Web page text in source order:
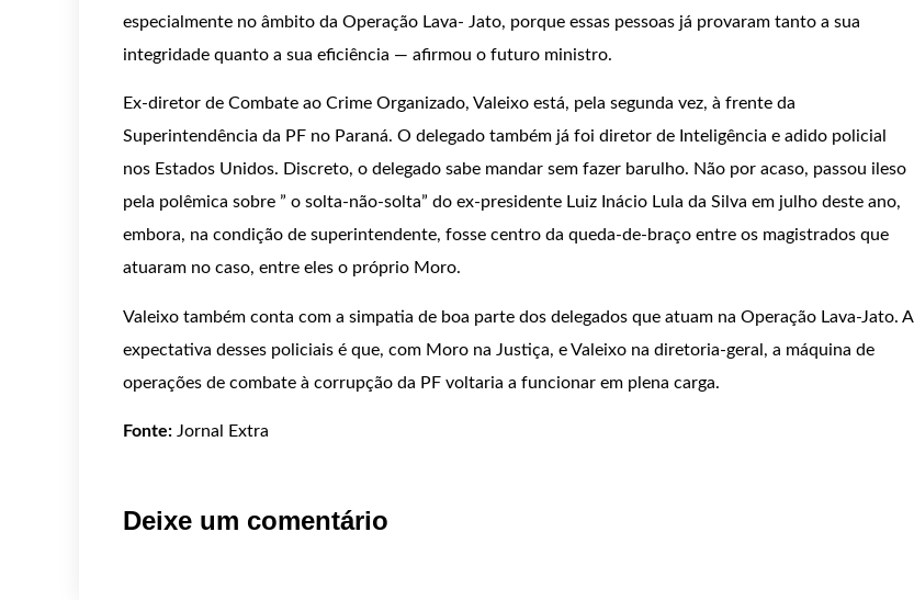
especialmente no âmbito da Operação Lava- Jato, porque essas pessoas já provaram tanto a sua
integridade quanto a sua eficiência — afirmou o futuro ministro.
Ex-diretor de Combate ao Crime Organizado, Valeixo está, pela segunda vez, à frente da
Superintendência da PF no Paraná. O delegado também já foi diretor de Inteligência e adido policial
nos Estados Unidos. Discreto, o delegado sabe mandar sem fazer barulho. Não por acaso, passou ileso
pela polêmica sobre ” o solta-não-solta” do ex-presidente Luiz Inácio Lula da Silva em julho deste ano,
embora, na condição de superintendente, fosse centro da queda-de-braço entre os magistrados que
atuaram no caso, entre eles o próprio Moro.
Valeixo também conta com a simpatia de boa parte dos delegados que atuam na Operação Lava-Jato. A
expectativa desses policiais é que, com Moro na Justiça, e Valeixo na diretoria-geral, a máquina de
operações de combate à corrupção da PF voltaria a funcionar em plena carga.
Fonte: Jornal Extra
Deixe um comentário